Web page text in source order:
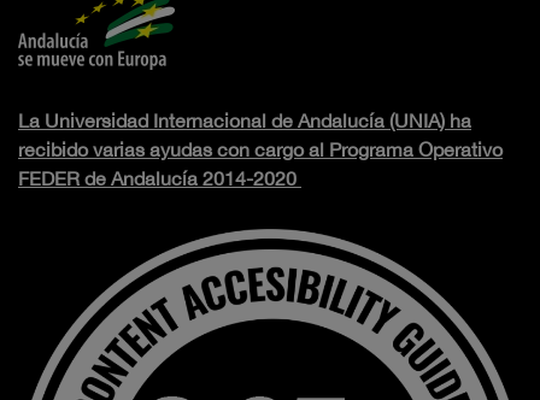
La Universidad Internacional de Andalucía (UNIA) ha
recibido varias ayudas con cargo al Programa Operativo
FEDER de Andalucía 2014-2020